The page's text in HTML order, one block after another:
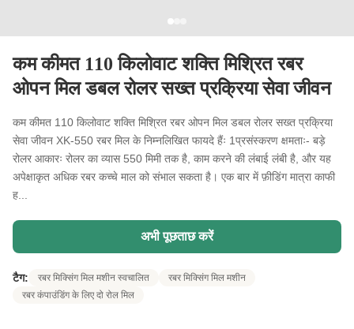
कम कीमत 110 किलोवाट शक्ति मिश्रित रबर
ओपन मिल डबल रोलर सख्त प्रक्रिया सेवा जीवन
कम कीमत 110 किलोवाट शक्ति मिश्रित रबर ओपन मिल डबल रोलर सख्त प्रक्रिया
सेवा जीवन XK-550 रबर मिल के निम्नलिखित फायदे हैंः 1प्रसंस्करण क्षमताः- बड़े
रोलर आकारः रोलर का व्यास 550 मिमी तक है, काम करने की लंबाई लंबी है, और यह
अपेक्षाकृत अधिक रबर कच्चे माल को संभाल सकता है। एक बार में फ़ीडिंग मात्रा काफी
ह...
अभी पूछताछ करें
टैग: रबर मिक्सिंग मिल मशीन स्वचालित
रबर मिक्सिंग मिल मशीन
रबर कंपाउंडिंग के लिए दो रोल मिल